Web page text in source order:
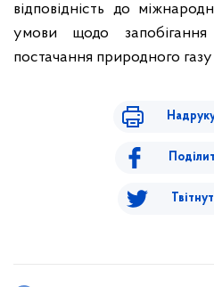
відповідність до
умови щодо
постачання природного